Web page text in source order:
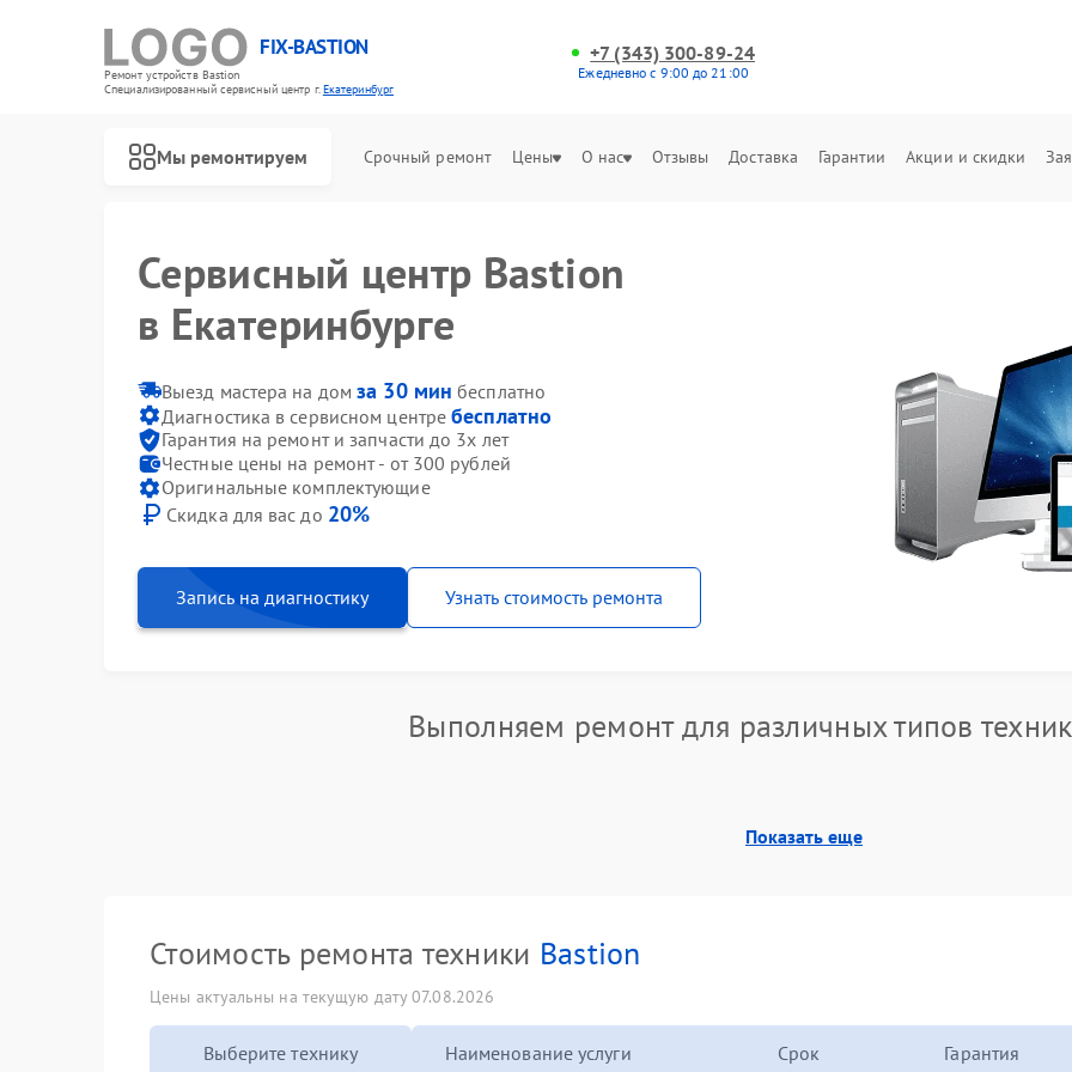
FIX-BASTION
Ремонт устройств Bastion
Специализированный cервисный центр г.Екатеринбург
+7 (343) 300-89-24
Ежедневно с 9:00 до 21:00
Мы ремонтируем Срочный ремонт Цены О нас Отзывы Доставка Гарантии Акции и скидки
Сервисный центр Bastion
в Екатеринбурге
Выезд мастера на домза 30 мин бесплатно
Диагностика в сервисном центребесплатно
Гарантия на ремонт и запчасти до 3х лет
Честные цены на ремонт - от 300 рублей
Оригинальные комплектующие
Скидка для вас до 20%
Запись на диагностику Узнать стоимость ремонта
Выполняем ремонт для различных типов
Показать еще
Стоимость ремонта техники Bastion
Цены актуальны на текущую дату 07.08.2026
Выберите технику Наименование услуги Срок Гарантия